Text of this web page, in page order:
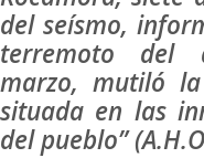
del seísmo,
terremoto
marzo, mutiló
situada en las
del pueblo”